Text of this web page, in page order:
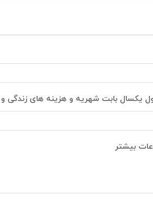
یکسال بابت شهریه و هزینه های زندگی
بیشتر